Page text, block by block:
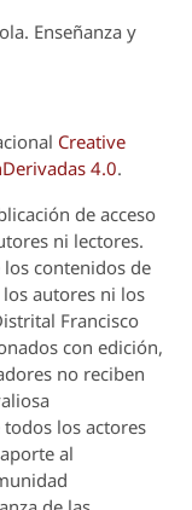
Enseñanza y
Creative
4.0.
de acceso
ni lectores.
contenidos de
autores ni los
Francisco
con edición,
no reciben
los actores
al